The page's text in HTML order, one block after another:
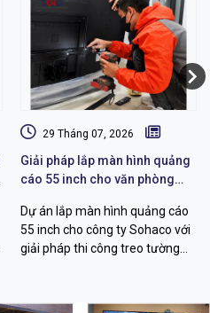
29 Tháng 07, 2026
Giải pháp lắp màn hình quảng
cáo 55 inch cho văn phòng
Dự án lắp màn hình quảng cáo
55 inch cho công ty Sohaco với
giải pháp thi công treo tường
nội dung từ xa.